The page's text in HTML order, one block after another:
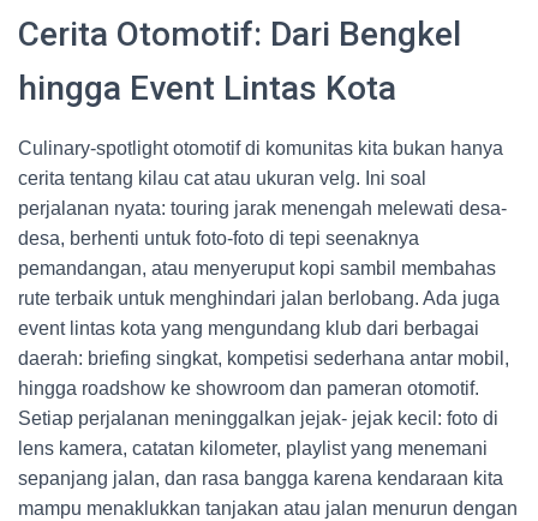
Cerita Otomotif: Dari Bengkel
hingga Event Lintas Kota
Culinary-spotlight otomotif di komunitas kita bukan hanya
cerita tentang kilau cat atau ukuran velg. Ini soal
perjalanan nyata: touring jarak menengah melewati desa-
desa, berhenti untuk foto-foto di tepi seenaknya
pemandangan, atau menyeruput kopi sambil membahas
rute terbaik untuk menghindari jalan berlobang. Ada juga
event lintas kota yang mengundang klub dari berbagai
daerah: briefing singkat, kompetisi sederhana antar mobil,
hingga roadshow ke showroom dan pameran otomotif.
Setiap perjalanan meninggalkan jejak- jejak kecil: foto di
lens kamera, catatan kilometer, playlist yang menemani
sepanjang jalan, dan rasa bangga karena kendaraan kita
mampu menaklukkan tanjakan atau jalan menurun dengan